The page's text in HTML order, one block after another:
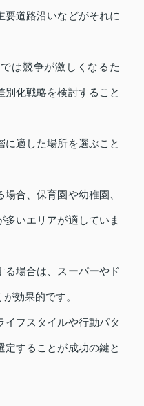
要道路沿いなどがそれに
は競争が激しくなるた
化戦略を検討すること
に適した場所を選ぶこと
合、保育園や幼稚園、
いエリアが適していま
る場合は、スーパーやド
効果的です。
イフスタイルや行動パタ
することが成功の鍵と